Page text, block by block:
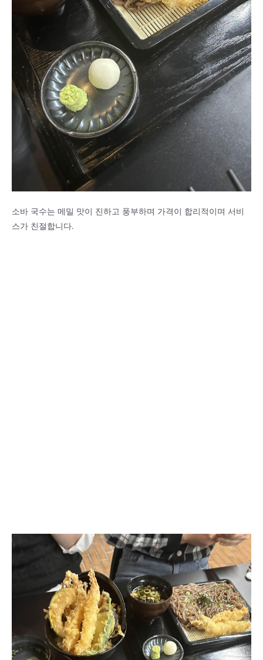
소바 국수는 메밀 맛이 진하고 풍부하며 가격이 합리적이며 서비
스가 친절합니다.